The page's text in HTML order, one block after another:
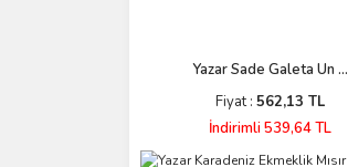
Yazar Sade Galeta Un ...
Fiyat : 562,13 TL
İndirimli 539,64 TL